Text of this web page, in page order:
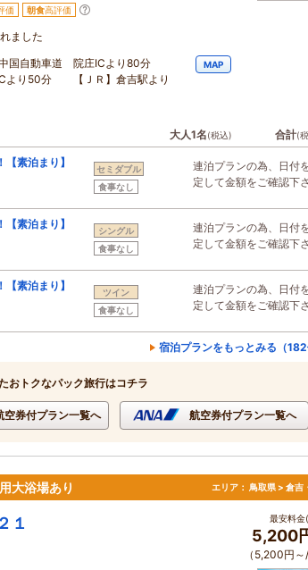
価 朝食高評価
ました
中国自動車道 院庄ICより80分
より50分 【ＪＲ】倉吉駅より
MAP
大人1名(税込) 合計(
素泊まり】
セミダブル
食事なし
連泊プランの為、日付
定して金額をご確認下
素泊まり】
シングル
食事なし
連泊プランの為、日付
定して金額をご確認下
素泊まり】
ツイン
食事なし
連泊プランの為、日付
定して金額をご確認下
宿泊プランをもっとみる（182
おトクなパック旅行はコチラ
空券付プラン一覧へ 航空券付プラン一覧へ
大浴場あり エリア： 鳥取県 > 倉吉
１ 最安料金
5,200
（5,200円～/